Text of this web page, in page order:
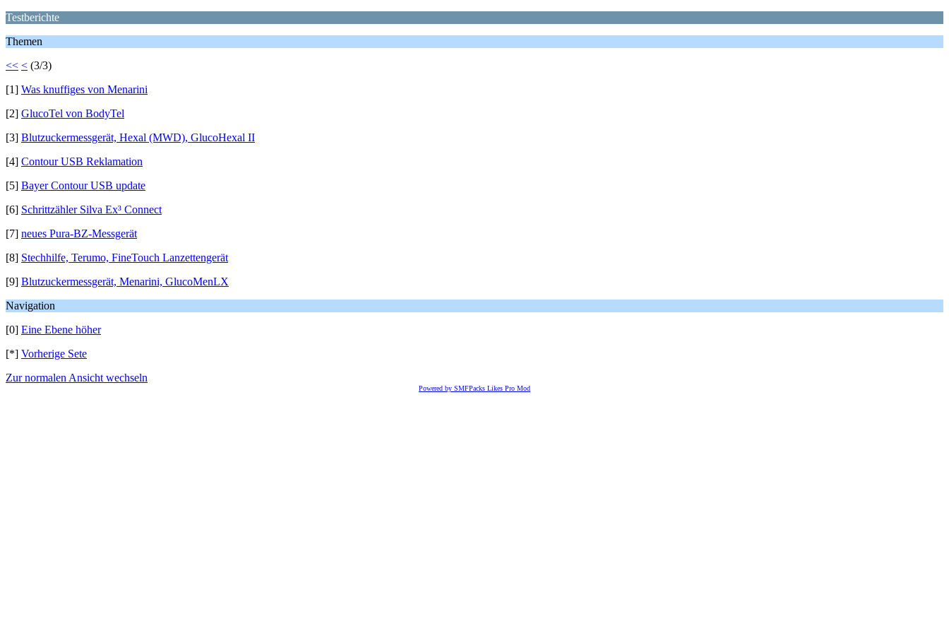
Testberichte
Themen
<< < (3/3)
[1] Was knuffiges von Menarini
[2] GlucoTel von BodyTel
[3] Blutzuckermessgerät, Hexal (MWD), GlucoHexal II
[4] Contour USB Reklamation
[5] Bayer Contour USB update
[6] Schrittzähler Silva Ex³ Connect
[7] neues Pura-BZ-Messgerät
[8] Stechhilfe, Terumo, FineTouch Lanzettengerät
[9] Blutzuckermessgerät, Menarini, GlucoMenLX
Navigation
[0] Eine Ebene höher
[*] Vorherige Sete
Zur normalen Ansicht wechseln
Powered by SMFPacks Likes Pro Mod